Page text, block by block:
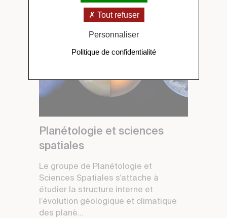
Planétologie et sciences
spatiales
Le groupe de Planétologie et
Sciences Spatiales s’attache à
étudier la structure interne et
l’évolution géologique et climatique
des planè...
Tout refuser
Personnaliser
Politique de confidentialité